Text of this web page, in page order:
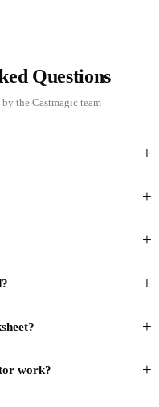
Questions
the Castmagic team
+
+
+
+
+
work? +